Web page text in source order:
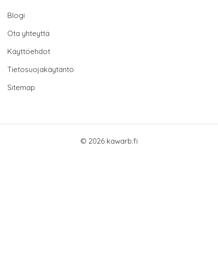
Blogi
Ota yhteyttä
Käyttöehdot
Tietosuojakäytäntö
Sitemap
© 2026 kawarb.fi